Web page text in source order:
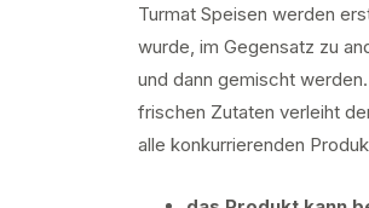
Turmat Speisen werden
wurde, im Gegensatz zu
und dann gemischt
frischen Zutaten verleiht
alle konkurrierenden